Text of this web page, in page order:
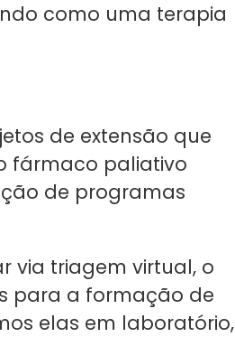
como uma terapia
de extensão que
fármaco paliativo
de programas
via triagem virtual, o
para a formação de
elas em laboratório,